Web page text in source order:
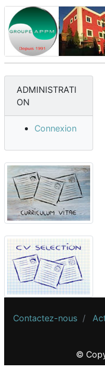
ADMINISTRATI
ON
Connexion
Contactez-nous
©